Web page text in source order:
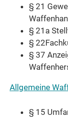
§ 21
§ 21a
§
§ 37
Allgemeine
§ 15